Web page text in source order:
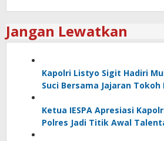
Jangan Lewatkan
Kapolri Listyo Sigit Hadiri
Suci Bersama Jajaran
Ketua IESPA Apresiasi
Polres Jadi Titik Awal